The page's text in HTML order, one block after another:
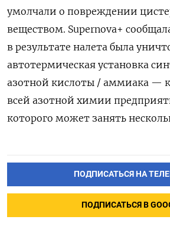
умолчали о повреждении
веществом. Supernova+
в результате налета была
автотермическая установка
азотной кислоты / аммиака —
всей азотной химии
которого может занять
ПОДПИСАТЬСЯ НА
ПОДПИСАТЬСЯ В